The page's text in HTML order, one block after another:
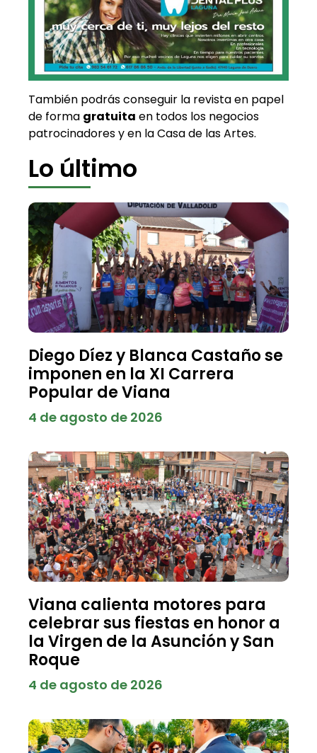
También podrás conseguir la revista en papel
de forma gratuita en todos los negocios
patrocinadores y en la Casa de las Artes.
Lo último
Diego Díez y Blanca Castaño se
imponen en la XI Carrera
Popular de Viana
4 de agosto de 2026
Viana calienta motores para
celebrar sus fiestas en honor a
la Virgen de la Asunción y San
Roque
4 de agosto de 2026